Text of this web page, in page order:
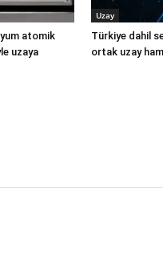
atomik
uzaya
Uzay
Türkiye dahil
ortak uzay